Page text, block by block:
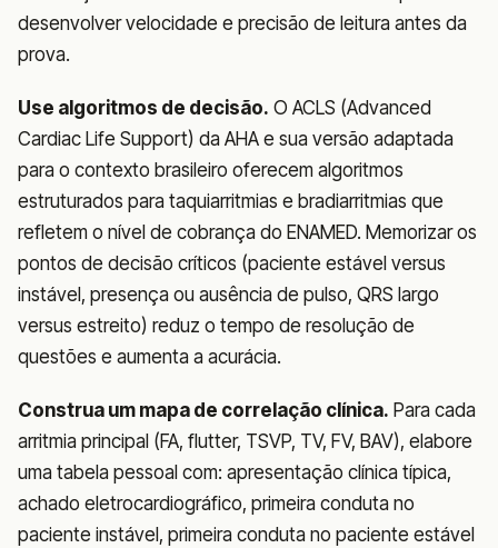
desenvolver velocidade e precisão de leitura antes da
prova.
Use algoritmos de decisão. O ACLS (Advanced
Cardiac Life Support) da AHA e sua versão adaptada
para o contexto brasileiro oferecem algoritmos
estruturados para taquiarritmias e bradiarritmias que
refletem o nível de cobrança do ENAMED. Memorizar os
pontos de decisão críticos (paciente estável versus
instável, presença ou ausência de pulso, QRS largo
versus estreito) reduz o tempo de resolução de
questões e aumenta a acurácia.
Construa um mapa de correlação clínica. Para cada
arritmia principal (FA, flutter, TSVP, TV, FV, BAV), elabore
uma tabela pessoal com: apresentação clínica típica,
achado eletrocardiográfico, primeira conduta no
paciente instável, primeira conduta no paciente estável